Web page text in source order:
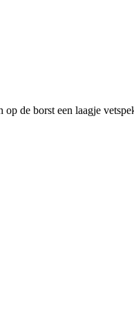
de borst een laagje